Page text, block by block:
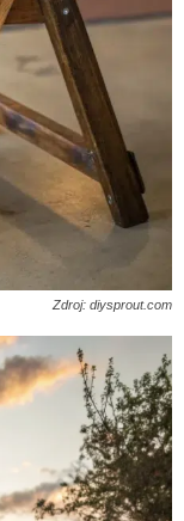
Zdroj: diysprout.com